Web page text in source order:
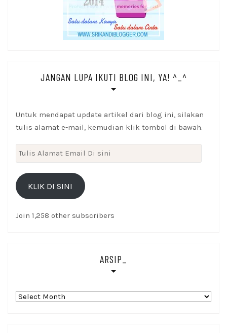
JANGAN LUPA IKUTI BLOG INI, YA! ^_^
Untuk mendapat update artikel dari blog ini, silakan
tulis alamat e-mail, kemudian klik tombol di bawah.
Tulis
Alamat
Email
KLIK DI SINI
Join 1,258 other subscribers
ARSIP_
Arsip_